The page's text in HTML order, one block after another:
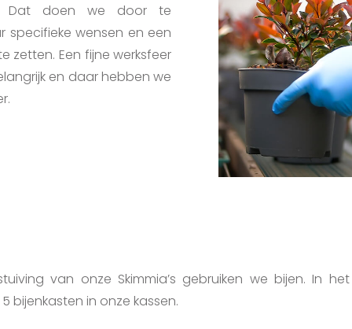
Dat doen we door te
specifieke wensen en een
zetten. Een fijne werksfeer
en daar hebben we
van onze Skimmia’s gebruiken we bijen. In
bijenkasten in onze kassen.